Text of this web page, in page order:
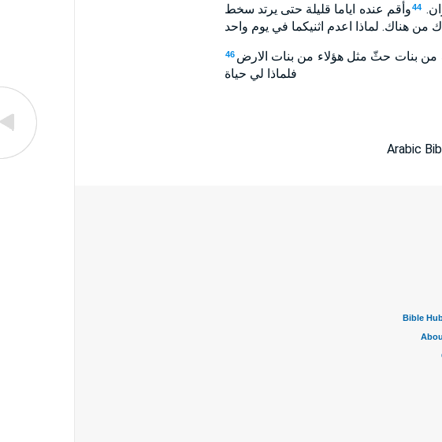
44وأقم عنده اياما قليلة حتى يرتد سخط
هناك. لماذا اعدم اثنيكما في يوم واحد
46 بنات حثّ مثل هؤلاء من بنات الارض
فلماذا لي حياة
Arabic